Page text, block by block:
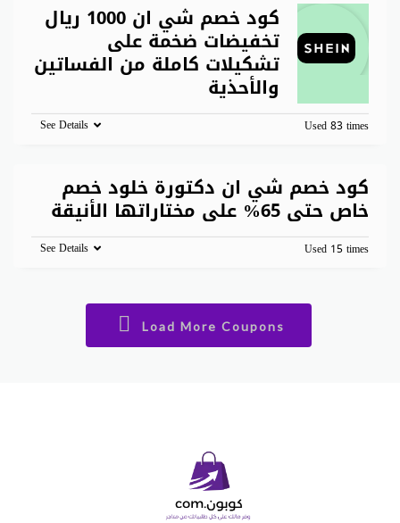
كود خصم شي ان 1000 ريال
تخفيضات ضخمة على
تشكيلات كاملة من الفساتين
والأحذية
Used 83 times
See Details
كود خصم شي ان دكتورة خلود خصم
خاص حتى 65% على مختاراتها الأنيقة
Used 15 times
See Details
Load More Coupons